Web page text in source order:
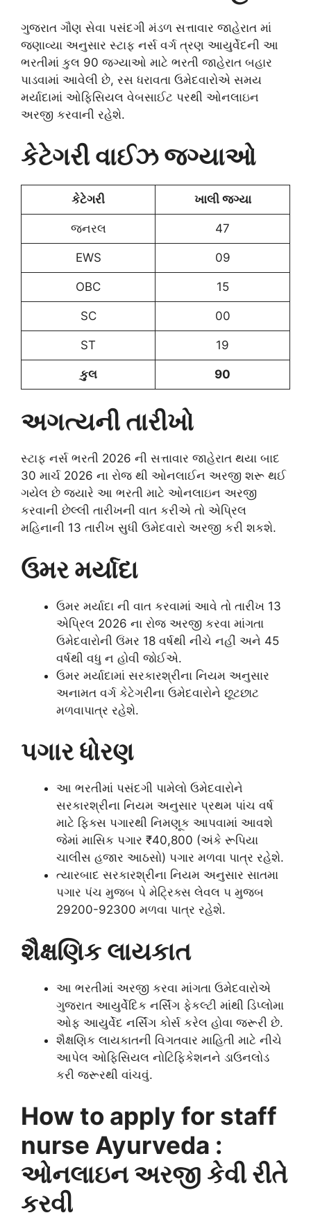
ગુજરાત ગૌણ સેવા પસંદગી મંડળ સત્તાવાર જાહેરાત માં
જણાવ્યા અનુસાર સ્ટાફ નર્સ વર્ગ ત્રણ આયુર્વેદની આ
ભરતીમાં કુલ 90 જગ્યાઓ માટે ભરતી જાહેરાત બહાર
પાડવામાં આવેલી છે, રસ ધરાવતા ઉમેદવારોએ સમય
મર્યાદામાં ઓફિસિયલ વેબસાઈટ પરથી ઓનલાઇન
અરજી કરવાની રહેશે.
કેટેગરી વાઈઝ જગ્યાઓ
કેટેગરી ખાલી જગ્યા
જનરલ 47
EWS 09
OBC 15
SC 00
ST 19
કુલ 90
અગત્યની તારીખો
સ્ટાફ નર્સ ભરતી 2026 ની સત્તાવાર જાહેરાત થયા બાદ
30 માર્ચ 2026 ના રોજ થી ઓનલાઈન અરજી શરૂ થઈ
ગયેલ છે જ્યારે આ ભરતી માટે ઓનલાઇન અરજી
કરવાની છેલ્લી તારીખની વાત કરીએ તો એપ્રિલ
મહિનાની 13 તારીખ સુધી ઉમેદવારો અરજી કરી શકશે.
ઉમર મર્યાદા
ઉમર મર્યાદા ની વાત કરવામાં આવે તો તારીખ 13
એપ્રિલ 2026 ના રોજ અરજી કરવા માંગતા
ઉમેદવારોની ઉંમર 18 વર્ષથી નીચે નહીં અને 45
વર્ષથી વધુ ન હોવી જોઈએ.
ઉમર મર્યાદામાં સરકારશ્રીના નિયમ અનુસાર
અનામત વર્ગ કેટેગરીના ઉમેદવારોને છૂટછાટ
મળવાપાત્ર રહેશે.
પગાર ધોરણ
આ ભરતીમાં પસંદગી પામેલો ઉમેદવારોને
સરકારશ્રીના નિયમ અનુસાર પ્રથમ પાંચ વર્ષ
માટે ફિક્સ પગારથી નિમણૂક આપવામાં આવશે
જેમાં માસિક પગાર ₹40,800 (અંકે રૂપિયા
ચાલીસ હજાર આઠસો) પગાર મળવા પાત્ર રહેશે.
ત્યારબાદ સરકારશ્રીના નિયમ અનુસાર સાતમા
પગાર પંચ મુજબ પે મેટ્રિક્સ લેવલ ૫ મુજબ
29200-92300 મળવા પાત્ર રહેશે.
શૈક્ષણિક લાયકાત
આ ભરતીમાં અરજી કરવા માંગતા ઉમેદવારોએ
ગુજરાત આયુર્વેદિક નર્સિંગ ફેકલ્ટી માંથી ડિપ્લોમા
ઓફ આયુર્વેદ નર્સિંગ કોર્સ કરેલ હોવા જરૂરી છે.
શૈક્ષણિક લાયકાતની વિગતવાર માહિતી માટે નીચે
આપેલ ઓફિસિયલ નોટિફિકેશનને ડાઉનલોડ
કરી જરૂરથી વાંચવું.
How to apply for staff
nurse Ayurveda :
ઓનલાઇન અરજી કેવી રીતે
કરવી